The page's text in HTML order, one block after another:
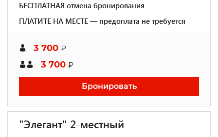
БЕСПЛАТНАЯ отмена бронирования
ПЛАТИТЕ НА МЕСТЕ — предоплата не требуется
3 700 ₽
3 700 ₽
Бронировать
"Элегант" 2-местный